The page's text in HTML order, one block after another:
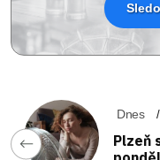
Dnes
Plzeň